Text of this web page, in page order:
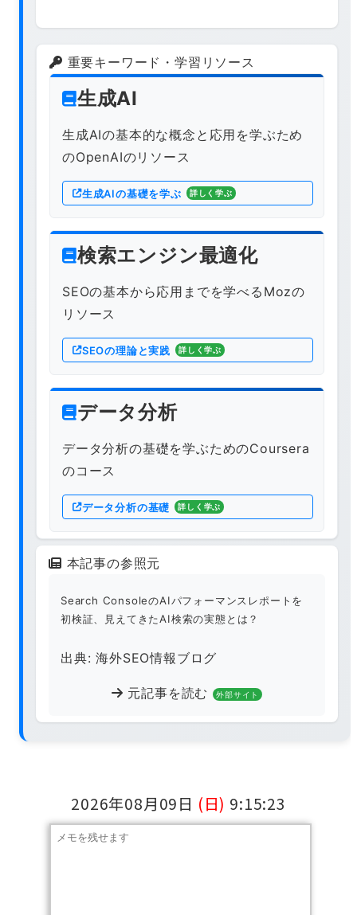
重要キーワード・学習リソース
生成AI
生成AIの基本的な概念と応用を学ぶため
のOpenAIのリソース
生成AIの基礎を学ぶ 詳しく学ぶ
検索エンジン最適化
SEOの基本から応用までを学べるMozの
リソース
SEOの理論と実践 詳しく学ぶ
データ分析
データ分析の基礎を学ぶためのCoursera
のコース
データ分析の基礎 詳しく学ぶ
本記事の参照元
Search ConsoleのAIパフォーマンスレポートを
初検証、見えてきたAI検索の実態とは？
出典: 海外SEO情報ブログ
元記事を読む 外部サイト
2026年08月09日 (日) 9:15:24